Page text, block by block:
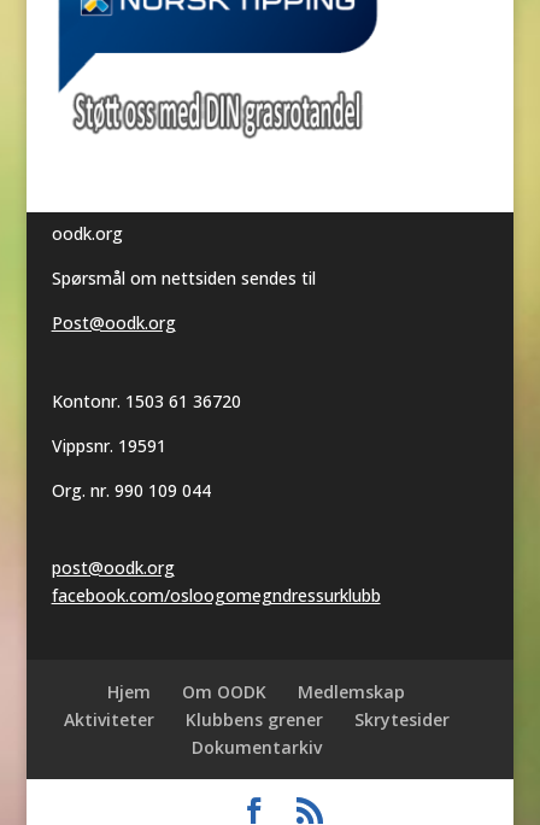
oodk.org
Spørsmål om nettsiden sendes til
Post@oodk.org
Kontonr. 1503 61 36720
Vippsnr. 19591
Org. nr. 990 109 044
post@oodk.org
facebook.com/osloogomegndressurklubb
Hjem Om OODK
Medlemskap
Aktiviteter
Klubbens grener
Skrytesider
Dokumentarkiv